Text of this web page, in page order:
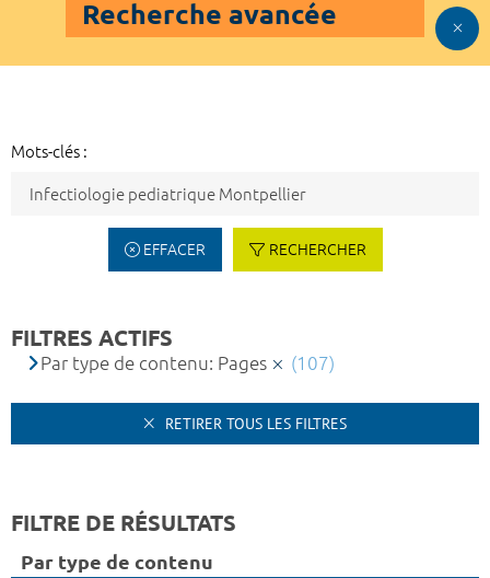
Recherche avancée
Mots-clés :
EFFACER RECHERCHER
FILTRES ACTIFS
Par type de contenu: Pages (107)
RETIRER TOUS LES FILTRES
FILTRE DE RÉSULTATS
Par type de contenu